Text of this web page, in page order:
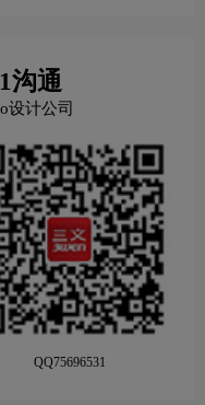
沟通
设计公司
QQ75696531